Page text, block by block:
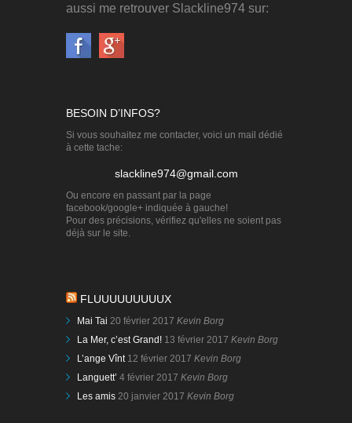
aussi me retrouver Slackline974 sur:
BESOIN D’INFOS?
Si vous souhaitez me contacter, voici un mail dédié
à cette tache:
slackline974@gmail.com
Ou encore en passant par la page
facebook/google+ indiquée à gauche!
Pour des précisions, vérifiez qu'elles ne soient pas
déjà sur le site.
FLUUUUUUUUUX
Mai Tai 20 février 2017 Kevin Borg
La Mer, c’est Grand! 13 février 2017 Kevin Borg
L’ange Vînt 12 février 2017 Kevin Borg
Languett’ 4 février 2017 Kevin Borg
Les amis 20 janvier 2017 Kevin Borg